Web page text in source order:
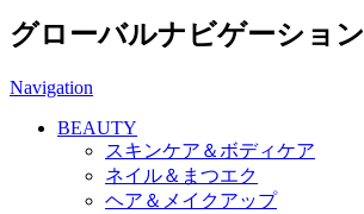
グローバルナビゲーション
Navigation
BEAUTY
スキンケア＆ボディケア
ネイル＆まつエク
ヘア＆メイクアップ